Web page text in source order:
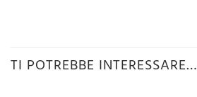
TI POTREBBE INTERESSARE…